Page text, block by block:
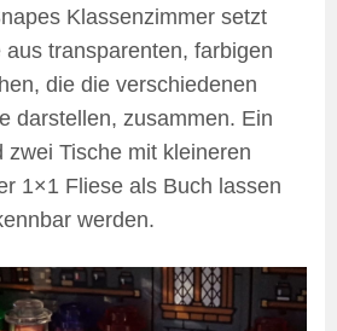
Klassenzimmer setzt
transparenten, farbigen
die die verschiedenen
darstellen, zusammen. Ein
Tische mit kleineren
1×1 Fliese als Buch lassen
werden.